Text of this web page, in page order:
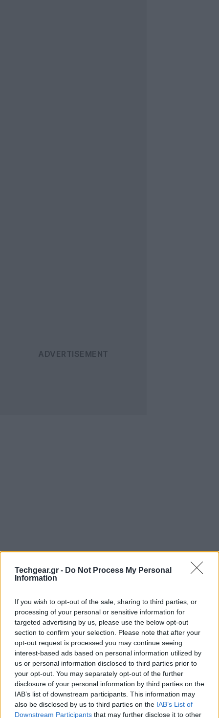
Techgear.gr - Do Not Process My Personal
Information
If you wish to opt-out of the sale, sharing to third parties, or
processing of your personal or sensitive information for
targeted advertising by us, please use the below opt-out
section to confirm your selection. Please note that after your
opt-out request is processed you may continue seeing
interest-based ads based on personal information utilized by
us or personal information disclosed to third parties prior to
your opt-out. You may separately opt-out of the further
disclosure of your personal information by third parties on the
IAB’s list of downstream participants. This information may
also be disclosed by us to third parties on the IAB’s List of
Downstream Participants that may further disclose it to other
Η δημοφιλής ιστοσελίδα αναζητήσης προϊόντων,
καταστημάτων και προσφορών TheFind.com
παρουσίασε μια νέα εξαιρετικά χρήσιμη υπηρεσία με
την ονομασία 'Glimpse' που αναλαμβάνει να σας
ειδοποιεί κάθε φορά που κάποιο προϊόν στο οποίο
έχετε κάνει like βρίσκεται σε έκπτωση.